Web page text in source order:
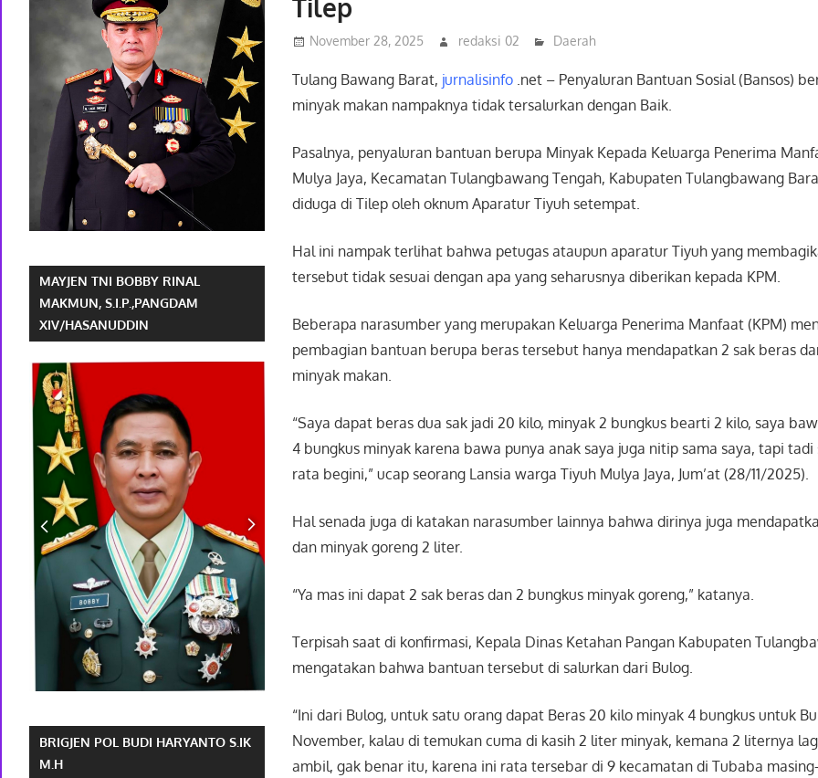
Tilep
November 28, 2025 redaksi 02 Daerah
Tulang Bawang Barat, jurnalisinfo .net – Penyaluran Bantuan Sosial (Bansos)
minyak makan nampaknya tidak tersalurkan dengan Baik.
Pasalnya, penyaluran bantuan berupa Minyak Kepada Keluarga Penerima
Mulya Jaya, Kecamatan Tulangbawang Tengah, Kabupaten Tulangbawang
diduga di Tilep oleh oknum Aparatur Tiyuh setempat.
Hal ini nampak terlihat bahwa petugas ataupun aparatur Tiyuh yang
tersebut tidak sesuai dengan apa yang seharusnya diberikan kepada KPM.
Beberapa narasumber yang merupakan Keluarga Penerima Manfaat (KPM)
pembagian bantuan berupa beras tersebut hanya mendapatkan 2 sak beras
minyak makan.
“Saya dapat beras dua sak jadi 20 kilo, minyak 2 bungkus bearti 2 kilo, saya
4 bungkus minyak karena bawa punya anak saya juga nitip sama saya, tapi
rata begini,” ucap seorang Lansia warga Tiyuh Mulya Jaya, Jum’at (28/11/2025).
Hal senada juga di katakan narasumber lainnya bahwa dirinya juga
dan minyak goreng 2 liter.
“Ya mas ini dapat 2 sak beras dan 2 bungkus minyak goreng,” katanya.
Terpisah saat di konfirmasi, Kepala Dinas Ketahan Pangan Kabupaten
mengatakan bahwa bantuan tersebut di salurkan dari Bulog.
“Ini dari Bulog, untuk satu orang dapat Beras 20 kilo minyak 4 bungkus untuk
November, kalau di temukan cuma di kasih 2 liter minyak, kemana 2 liternya
ambil, gak benar itu, karena ini rata tersebar di 9 kecamatan di Tubaba
MAYJEN TNI BOBBY RINAL
MAKMUN, S.I.P.,PANGDAM
XIV/HASANUDDIN
BRIGJEN POL BUDI HARYANTO S.IK
M.H